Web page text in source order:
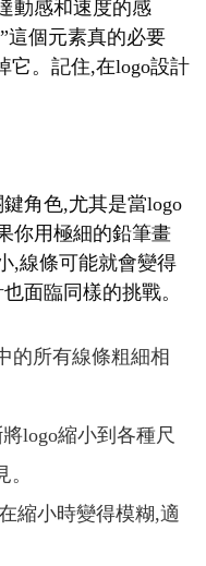
動感和速度的感
這個元素真的必要
它。記住,在logo設計
角色,尤其是當logo
你用極細的鉛筆畫
,線條可能就會變得
面臨同樣的挑戰。
的所有線條粗細相
logo縮小到各種尺
縮小時變得模糊,適